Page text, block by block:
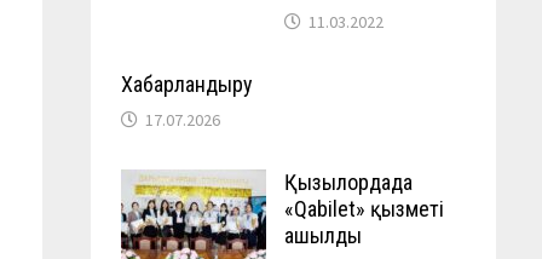
11.03.2022
Хабарландыру
17.07.2026
Қызылордада
«Qabilet» қызметі
ашылды